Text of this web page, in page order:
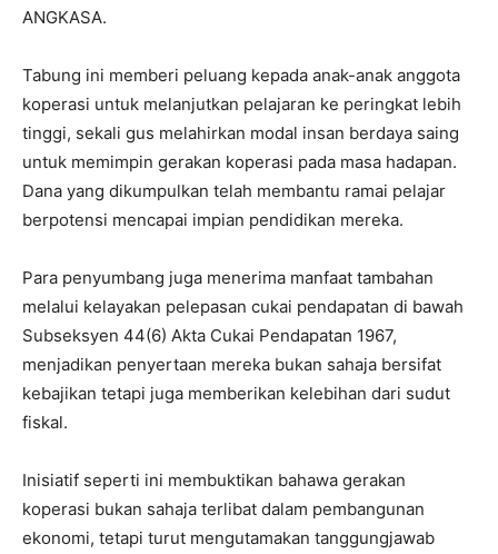
ANGKASA.
Tabung ini memberi peluang kepada anak-anak anggota
koperasi untuk melanjutkan pelajaran ke peringkat lebih
tinggi, sekali gus melahirkan modal insan berdaya saing
untuk memimpin gerakan koperasi pada masa hadapan.
Dana yang dikumpulkan telah membantu ramai pelajar
berpotensi mencapai impian pendidikan mereka.
Para penyumbang juga menerima manfaat tambahan
melalui kelayakan pelepasan cukai pendapatan di bawah
Subseksyen 44(6) Akta Cukai Pendapatan 1967,
menjadikan penyertaan mereka bukan sahaja bersifat
kebajikan tetapi juga memberikan kelebihan dari sudut
fiskal.
Inisiatif seperti ini membuktikan bahawa gerakan
koperasi bukan sahaja terlibat dalam pembangunan
ekonomi, tetapi turut mengutamakan tanggungjawab